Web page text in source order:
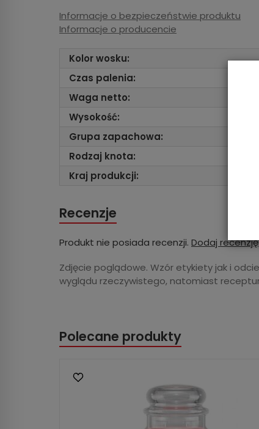
Informacje o bezpieczeństwie produktu
Informacje o producencie
Kolor wosku:
Czas palenia:
Waga netto:
Wysokość:
Grupa zapachowa:
Rodzaj knota:
Kraj produkcji:
Recenzje
Produkt nie posiada recenzji. Dodaj recenzję
Zdjęcie poglądowe. Wzór etykiety jak i
wyglądu rzeczywistego, natomiast
Polecane produkty